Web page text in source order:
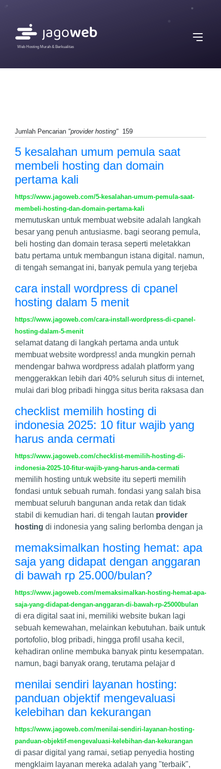
Web Hosting Murah & Berkualitas
Jumlah Pencarian "provider hosting" 159
5 kesalahan umum pemula saat
membeli hosting dan domain
pertama kali
https://www.jagoweb.com/5-kesalahan-umum-pemula-saat-
membeli-hosting-dan-domain-pertama-kali
memutuskan untuk membuat website adalah langkah
besar yang penuh antusiasme. bagi seorang pemula,
beli hosting dan domain terasa seperti meletakkan
batu pertama untuk membangun istana digital. namun,
di tengah semangat ini, banyak pemula yang terjeba
cara install wordpress di cpanel
hosting dalam 5 menit
https://www.jagoweb.com/cara-install-wordpress-di-cpanel-
hosting-dalam-5-menit
selamat datang di langkah pertama anda untuk
membuat website wordpress! anda mungkin pernah
mendengar bahwa wordpress adalah platform yang
menggerakkan lebih dari 40% seluruh situs di internet,
mulai dari blog pribadi hingga situs berita raksasa dan
checklist memilih hosting di
indonesia 2025: 10 fitur wajib yang
harus anda cermati
https://www.jagoweb.com/checklist-memilih-hosting-di-
indonesia-2025-10-fitur-wajib-yang-harus-anda-cermati
memilih hosting untuk website itu seperti memilih
fondasi untuk sebuah rumah. fondasi yang salah bisa
membuat seluruh bangunan anda retak dan tidak
stabil di kemudian hari. di tengah lautan provider
hosting di indonesia yang saling berlomba dengan ja
memaksimalkan hosting hemat: apa
saja yang didapat dengan anggaran
di bawah rp 25.000/bulan?
https://www.jagoweb.com/memaksimalkan-hosting-hemat-apa-
saja-yang-didapat-dengan-anggaran-di-bawah-rp-25000bulan
di era digital saat ini, memiliki website bukan lagi
sebuah kemewahan, melainkan kebutuhan. baik untuk
portofolio, blog pribadi, hingga profil usaha kecil,
kehadiran online membuka banyak pintu kesempatan.
namun, bagi banyak orang, terutama pelajar d
menilai sendiri layanan hosting:
panduan objektif mengevaluasi
kelebihan dan kekurangan
https://www.jagoweb.com/menilai-sendiri-layanan-hosting-
panduan-objektif-mengevaluasi-kelebihan-dan-kekurangan
di pasar digital yang ramai, setiap penyedia hosting
mengklaim layanan mereka adalah yang "terbaik",